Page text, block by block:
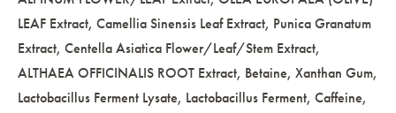
LEAF Extract, Camellia Sinensis Leaf Extract, Punica Granatum
Extract, Centella Asiatica Flower/Leaf/Stem Extract,
ALTHAEA OFFICINALIS ROOT Extract, Betaine, Xanthan Gum,
Lactobacillus Ferment Lysate, Lactobacillus Ferment, Caffeine,